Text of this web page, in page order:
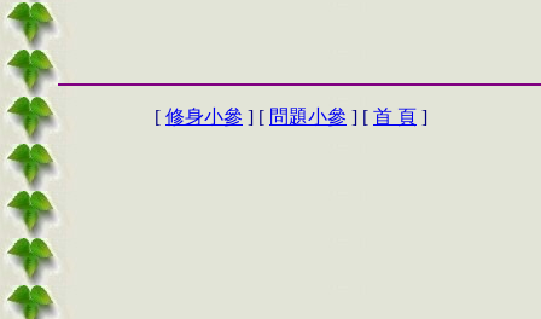
[ 修身小參 ] [ 問題小參 ] [ 首 頁 ]